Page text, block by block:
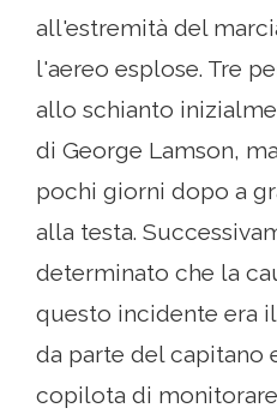
all'estremità del
l'aereo esplose. Tre
allo schianto
di George Lamson,
pochi giorni dopo a
alla testa.
determinato che la
questo incidente era
da parte del capitano
copilota di